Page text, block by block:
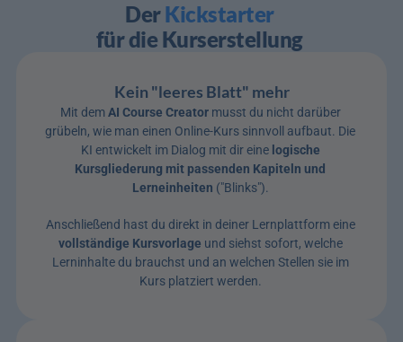
Der Kickstarter
für die Kurserstellung
Kein "leeres Blatt" mehr
Mit dem AI Course Creator musst du nicht darüber
grübeln, wie man einen Online-Kurs sinnvoll aufbaut. Die
KI entwickelt im Dialog mit dir eine logische
Kursgliederung mit passenden Kapiteln und
Lerneinheiten ("Blinks").
Anschließend hast du direkt in deiner Lernplattform eine
vollständige Kursvorlage und siehst sofort, welche
Lerninhalte du brauchst und an welchen Stellen sie im
Kurs platziert werden.